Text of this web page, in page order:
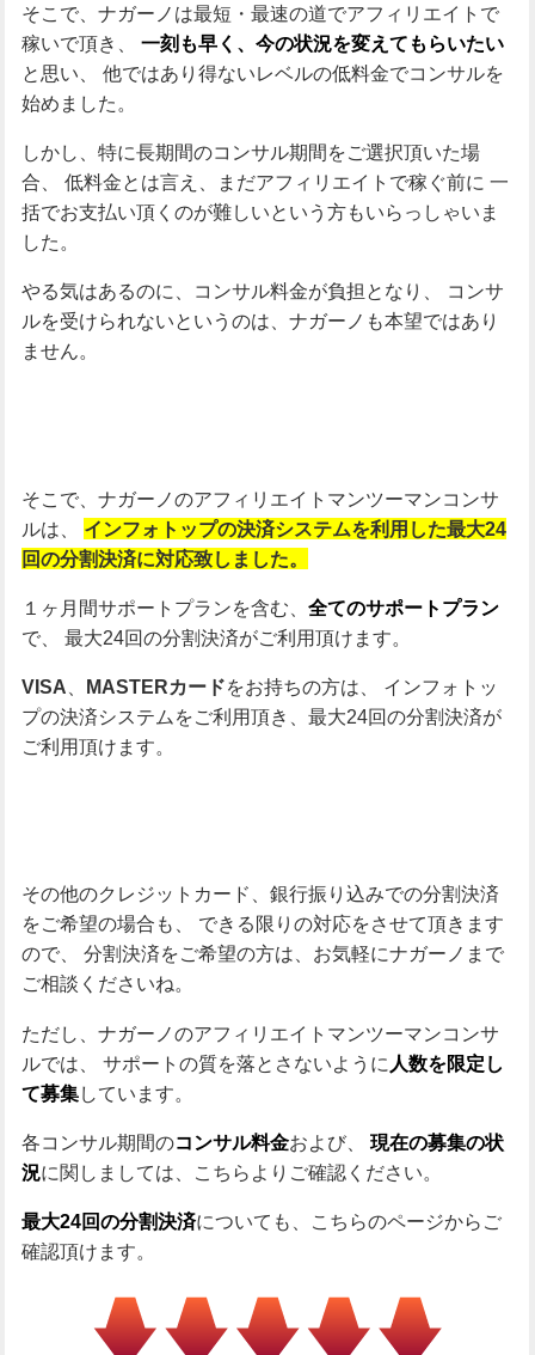
そこで、ナガーノは最短・最速の道でアフィリエイトで
稼いで頂き、
一刻も早く、今の状況を変えてもらいたい
と思い、
他ではあり得ないレベルの低料金でコンサルを
始めました。
しかし、特に長期間のコンサル期間をご選択頂いた場
合、
低料金とは言え、まだアフィリエイトで稼ぐ前に 一
括でお支払い頂くのが難しいという方もいらっしゃいま
した。
やる気はあるのに、コンサル料金が負担となり、
コンサ
ルを受けられないというのは、ナガーノも本望ではあり
ません。
そこで、ナガーノのアフィリエイトマンツーマンコンサ
ルは、
インフォトップの決済システムを利用した最大24
回の分割決済に対応致しました。
１ヶ月間サポートプランを含む、 全てのサポートプラン
で、 最大24回の分割決済がご利用頂けます。
VISA MASTERカードをお持ちの方は、
インフォトッ
プの決済システムをご利用頂き、最大24回の分割決済が
ご利用頂けます。
その他のクレジットカード、銀行振り込みでの分割決済
をご希望の場合も、
できる限りの対応をさせて頂きます
ので、
分割決済をご希望の方は、お気軽にナガーノまで
ご相談くださいね。
ただし、ナガーノのアフィリエイトマンツーマンコンサ
ルでは、
サポートの質を落とさないように 人数を限定し
て募集しています。
各コンサル期間のコンサル料金および、
現在の募集の状
況に関しましては、こちらよりご確認ください。
最大24回の分割決済についても、こちらのページからご
確認頂けます。